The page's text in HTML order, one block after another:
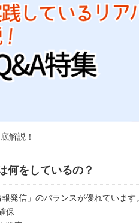
解説！
何をしているの？
発信」のバランスが優れています
保